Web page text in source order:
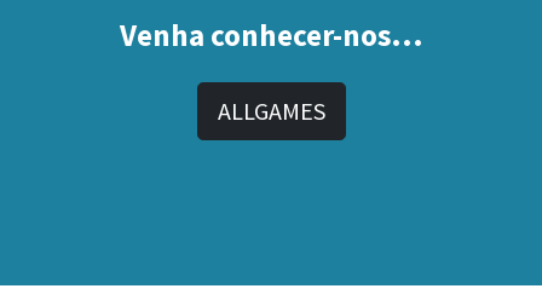
Venha conhecer-nos...
ALLGAMES